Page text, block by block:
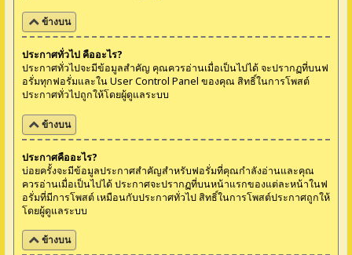
ข้างบน
ประกาศทั่วไป คืออะไร?
ประกาศทั่วไปจะมีข้อมูลสำคัญ คุณควรอ่านเมื่อเป็นไปได้ จะปรากฏที่บนฟ
อรั่มทุกฟอรั่มและใน User Control Panel ของคุณ สิทธิ์ในการโพสต์
ประกาศทั่วไปถูกให้โดยผู้ดูแลระบบ
ข้างบน
ประกาศคืออะไร?
บ่อยครั้งจะมีข้อมูลประกาศสำคัญสำหรับฟอรั่มที่คุณกำลังอ่านและคุณ
ควรอ่านเมื่อเป็นไปได้ ประกาศจะปรากฏที่บนหน้าแรกของแต่ละหน้าในฟ
อรั่มที่มีการโพสต์ เหมือนกับประกาศทั่วไป สิทธิ์ในการโพสต์ประกาศถูกให้
โดยผู้ดูแลระบบ
ข้างบน